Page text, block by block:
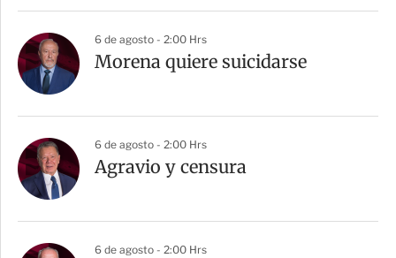
6 de agosto - 2:00 Hrs
Morena quiere suicidarse
6 de agosto - 2:00 Hrs
Agravio y censura
6 de agosto - 2:00 Hrs